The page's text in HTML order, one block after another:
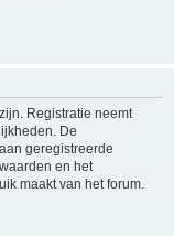
Registratie neemt
De
geregistreerde
en het
maakt van het forum.